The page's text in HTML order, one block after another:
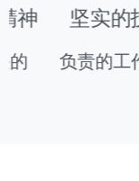
的工作态度